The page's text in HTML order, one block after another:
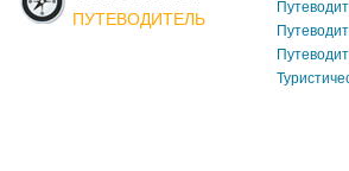
ПУТЕВОДИТЕЛЬ